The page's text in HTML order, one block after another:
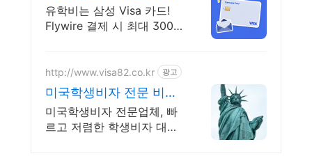
제할 땐
유학비는 삼성 Visa 카드!
Flywire 결제 시 최대 300
http://www.visa82.co.kr 광고
미국학생비자 전문 비자
세상 다년간의 미국비자
대행 노하우
미국학생비자 전문업체, 빠
르고 저렴한 학생비자 대행,